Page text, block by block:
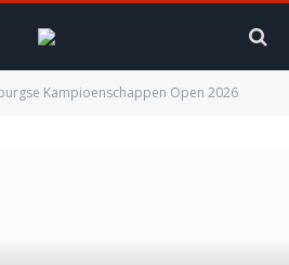
Kampioenschappen Open 2026